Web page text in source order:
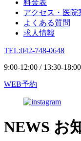
料金表
アクセス・医院
よくある質問
求人情報
TEL:042-748-0648
9:00-12:00 / 13:30-18:00
WEB予約
NEWS お